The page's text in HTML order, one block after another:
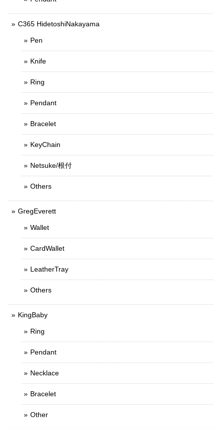
C365 HidetoshiNakayama
Pen
Knife
Ring
Pendant
Bracelet
KeyChain
Netsuke/根付
Others
GregEverett
Wallet
CardWallet
LeatherTray
Others
KingBaby
Ring
Pendant
Necklace
Bracelet
Other